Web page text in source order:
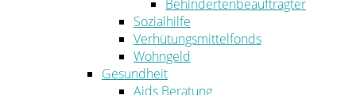
Behindertenbeauftragter
Sozialhilfe
Verhütungsmittelfonds
Wohngeld
Gesundheit
Aids Beratung